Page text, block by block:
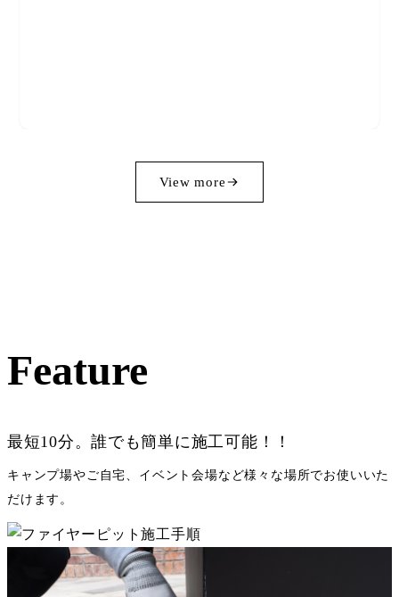
View more
Feature
最短10分。誰でも簡単に施工可能！！
キャンプ場やご自宅、イベント会場など様々な場所でお使いいた
だけます。